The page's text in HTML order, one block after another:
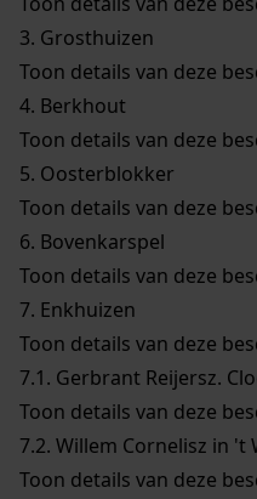
3. Grosthuizen
Toon details van deze
4. Berkhout
Toon details van deze
5. Oosterblokker
Toon details van deze
6. Bovenkarspel
Toon details van deze
7. Enkhuizen
Toon details van deze
7.1. Gerbrant Reijersz.
Toon details van deze
7.2. Willem Cornelisz in 't
Toon details van deze